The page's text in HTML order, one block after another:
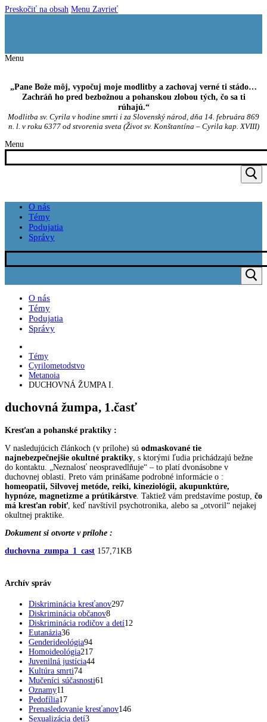
Preskočiť na obsah Menu Zavrieť
Menu
„Pane Bože môj, vypočuj moje modlitby a zachovaj verné ti stádo…
Zachráň ho pred bezbožnou a pohanskou zlobou tých, čo sa ti
rúhajú.“
Modlitba sv. Cyrila v hodine smrti i za Slovenský národ, dňa 14. februára 869
n. l. v roku 6377 od stvorenia sveta (Život sv. Konštantína – Cyrila kap. XVIII)
Menu
O nás
Témy
Podujatia
Správy
O nás
Témy
Podujatia
Správy
Témy
Cyrilometodstvo
Metanoia
DUCHOVNÁ ŽUMPA I.
duchovná žumpa, 1.časť
Kresťan a pohanské praktiky :
V nasledujúcich článkoch (v prílohe) sú odmaskované tie
najnebezpečnejšie okultné praktiky , s ktorými ľudia prichádzajú bežne
do kontaktu. „Neznalosť neospravedlňuje“ – to platí dvonásobne v
duchovnej oblasti. Preto vám prinášame podrobné informácie o :
homeopatii, Silvovej metóde, reiki, kineziológii, akupunktúre,
hypnóze, magnetizme a prútikárstve . Taktiež vám predstavíme postup, čo
má kresťan robiť, keď navštívil psychotronika, alebo sa „otvoril“ nejakej
okultnej praktike.
Dokument si otvorte v prílohe :
duchovna_zumpa_1_cast 157,71KB
Archív správ
Diskriminácia kresťanov297
Diskriminácia občanov8
Diskriminácia rodičov a detí12
Eutanázia36
Genderideológia94
Homoideológia217
Juvenilná justícia44
Kultúra smrti74
Mučeníci súčasnosti61
Oznamy11
Pedofília17
Prenasledovanie kresťanov146
Sexualizácia detí3